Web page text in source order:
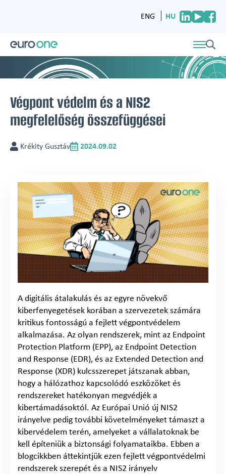
ENG HU
Végpont védelm és a NIS2
megfelelőség összefüggései
Krékity Gusztáv 2024.09.02
A digitális átalakulás és az egyre növekvő
kiberfenyegetések korában a szervezetek számára
kritikus fontosságú a fejlett végpontvédelem
alkalmazása. Az olyan rendszerek, mint az Endpoint
Protection Platform (EPP), az Endpoint Detection
and Response (EDR), és az Extended Detection and
Response (XDR) kulcsszerepet játszanak abban,
hogy a hálózathoz kapcsolódó eszközöket és
rendszereket hatékonyan megvédjék a
kibertámadásoktól. Az Európai Unió új NIS2
irányelve pedig további követelményeket támaszt a
kibervédelem terén, amelyeket a vállalatoknak be
kell építeniük a biztonsági folyamataikba. Ebben a
blogcikkben áttekintjük ezen fejlett végpontvédelmi
rendszerek szerepét és a NIS2 irányelv